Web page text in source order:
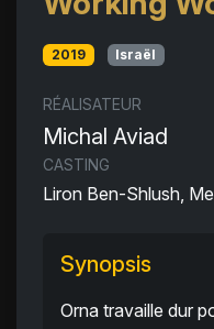
2019 Israël
RÉALISATEUR
Michal Aviad
CASTING
Liron Ben-Shlush,
Synopsis
Orna travaille dur